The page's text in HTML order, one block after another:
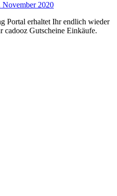
November 2020
Portal erhaltet Ihr endlich wieder
Gutscheine Einkäufe.